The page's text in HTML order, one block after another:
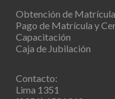
Obtención de
Pago de Matrícula y
Capacitación
Caja de Jubilación
Contacto:
Lima 1351